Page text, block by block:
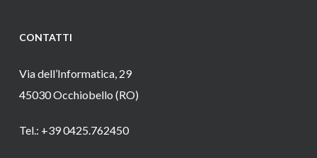
CONTATTI
Via dell’Informatica, 29
45030 Occhiobello (RO)
Tel.: +39 0425.762450